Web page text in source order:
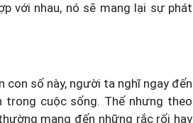
với nhau, nó sẽ mang lại sự phát
số này, người ta nghĩ ngay đến
trong cuộc sống. Thế nhưng theo
mang đến những rắc rối hay